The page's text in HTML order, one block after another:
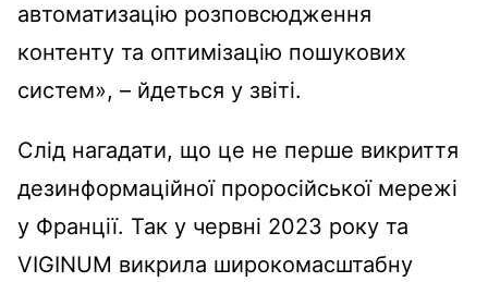
автоматизацію розповсюдження
контенту та оптимізацію пошукових
систем», – йдеться у звіті.
Слід нагадати, що це не перше викриття
дезинформаційної проросійської мережі
у Франції. Так у червні 2023 року та
VIGINUM викрила широкомасштабну